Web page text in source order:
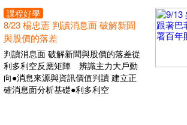
課程好學
8/23 楊忠憲 判讀消息面 破解新聞
與股價的落差
判讀消息面 破解新聞與股價的落差從
利多利空反應矩陣 辨識主力大戶動
向●消息來源與資訊價值判讀 建立正
確消息面分析基礎●利多利空